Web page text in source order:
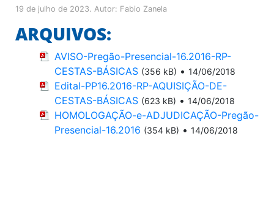
19 de julho de 2023. Autor: Fabio Zanela
ARQUIVOS:
AVISO-Pregão-Presencial-16.2016-RP-
CESTAS-BÁSICAS (356 kB) • 14/06/2018
Edital-PP16.2016-RP-AQUISIÇÃO-DE-
CESTAS-BÁSICAS (623 kB) • 14/06/2018
HOMOLOGAÇÃO-e-ADJUDICAÇÃO-Pregão-
Presencial-16.2016 (354 kB) • 14/06/2018